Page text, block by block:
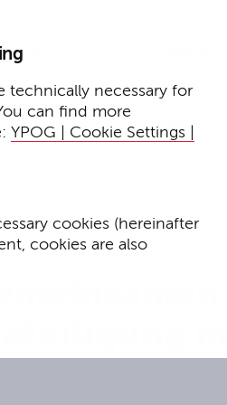
technically necessary for
can find more
YPOG | Cookie Settings |
cookies (hereinafter
cookies are also
Home
Presse
Events